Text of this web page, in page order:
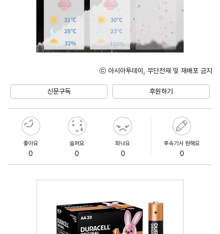
ⓒ 아시아투데이, 무단전재 및 재배포 금지
신문구독 후원하기
좋아요
0
슬퍼요
0
화나요
0
후속기사 원해요
0